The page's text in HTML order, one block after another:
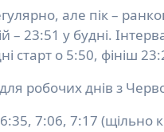
але пік –
– 23:51 у будні.
старт о 5:50, фініш
робочих днів з
7:06, 7:17 (щільно